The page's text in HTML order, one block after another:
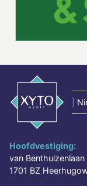
Hoofdvestiging:
van Benthuizenlaan
1701 BZ